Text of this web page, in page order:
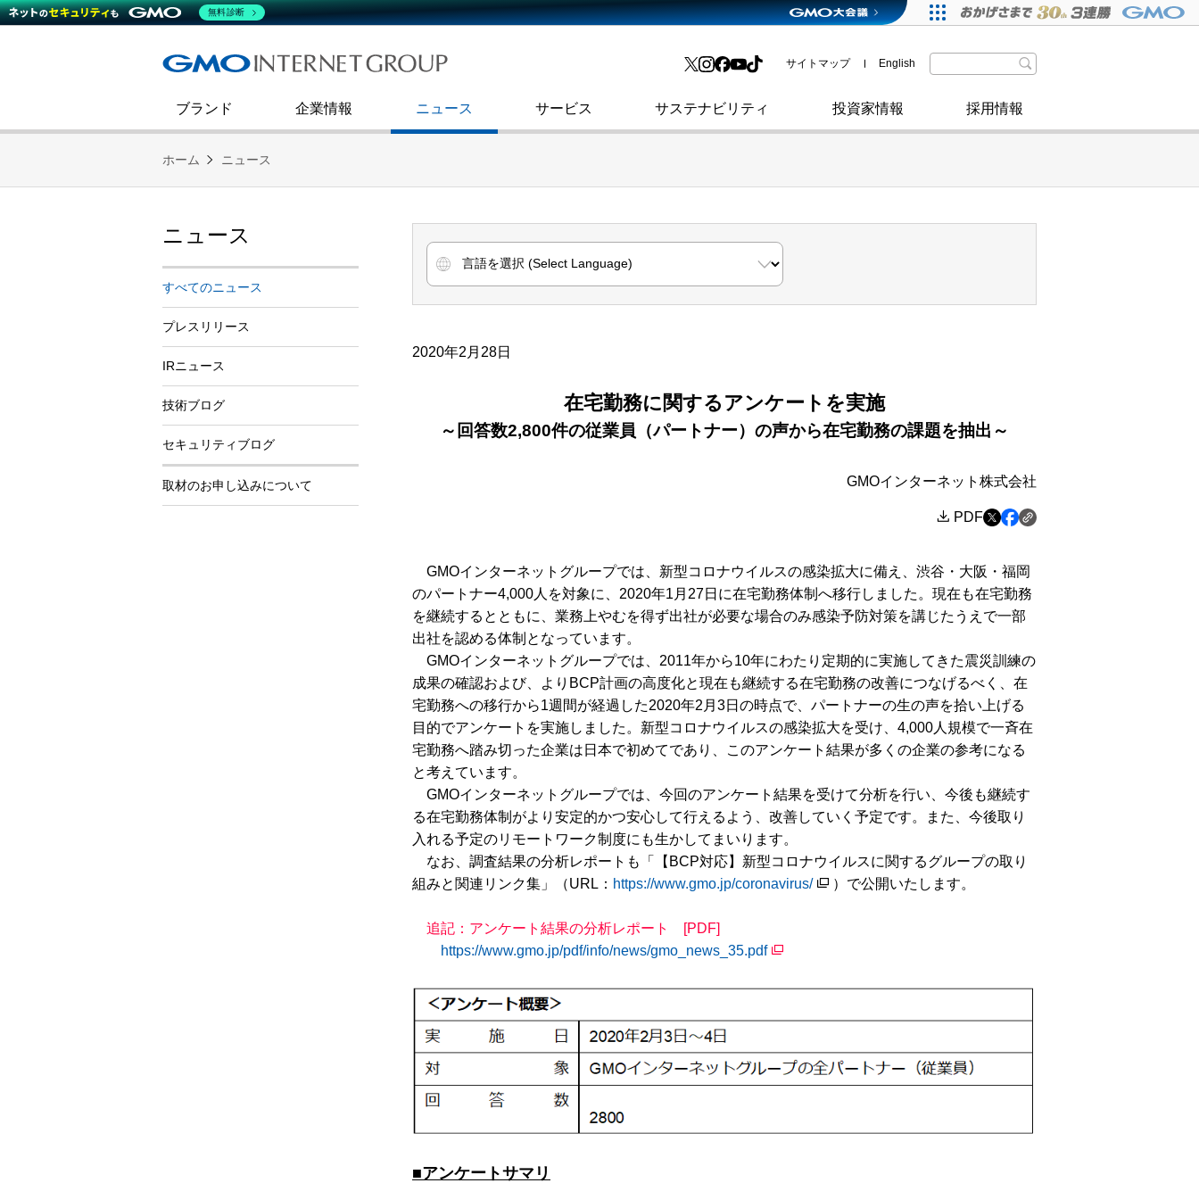
ブランド
企業情報
会社概要
社史
渋谷フクラス入館方法
ニュース
技術ブログ 取材のお申し込みについて
サービス
インターネットセキュリティ事業 その他
サステナビリティ
コミュニケーション
ダイバーシティ＆インクルージョン
SDGsへの取り組み
政府・自治体からの認定
投資家情報
熊谷正寿が語るグループ成長戦略・
財務・業績
よくあるご質問 格付・社債情報
採用情報
第二新卒採用 サイトマップ English
ホーム ニュース
2020年2月28日
在宅勤務に関するアンケートを実施
～回答数2,800件の従業員（パートナー）の声から在宅勤務の課題を抽出～
GMOインターネット株式会社
PDF
GMOインターネットグループでは、新型コロナウイルスの感染拡大に備え、渋谷・大阪・福岡
のパートナー4,000人を対象に、2020年1月27日に在宅勤務体制へ移行しました。現在も在宅勤務
を継続するとともに、業務上やむを得ず出社が必要な場合のみ感染予防対策を講じたうえで一部
出社を認める体制となっています。
GMOインターネットグループでは、2011年から10年にわたり定期的に実施してきた震災訓練の
成果の確認および、よりBCP計画の高度化と現在も継続する在宅勤務の改善につなげるべく、在
宅勤務への移行から1週間が経過した2020年2月3日の時点で、パートナーの生の声を拾い上げる
目的でアンケートを実施しました。新型コロナウイルスの感染拡大を受け、4,000人規模で一斉在
宅勤務へ踏み切った企業は日本で初めてであり、このアンケート結果が多くの企業の参考になる
と考えています。
GMOインターネットグループでは、今回のアンケート結果を受けて分析を行い、今後も継続す
る在宅勤務体制がより安定的かつ安心して行えるよう、改善していく予定です。また、今後取り
入れる予定のリモートワーク制度にも生かしてまいります。
なお、調査結果の分析レポートも「【BCP対応】新型コロナウイルスに関するグループの取り
組みと関連リンク集」（URL： https://www.gmo.jp/coronavirus/ ）で公開いたします。
追記：アンケート結果の分析レポート [PDF]
https://www.gmo.jp/pdf/info/news/gmo_news_35.pdf
■アンケートサマリ
ニュース
すべてのニュース
プレスリリース
IRニュース
技術ブログ
セキュリティブログ
取材のお申し込みについて
無料診断